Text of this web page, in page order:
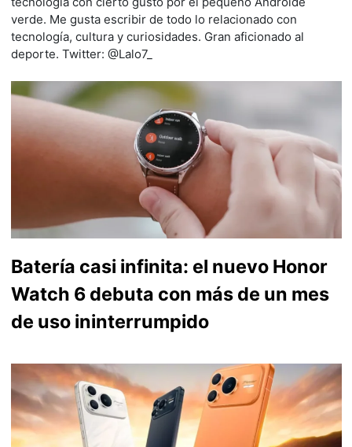
verde. Me gusta escribir de todo lo relacionado con
tecnología, cultura y curiosidades. Gran aficionado al
deporte. Twitter: @Lalo7_
Batería casi infinita: el nuevo Honor
Watch 6 debuta con más de un mes
de uso ininterrumpido